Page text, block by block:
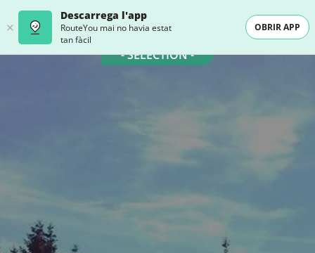
Descarrega l'app
RouteYou mai no havia estat
tan fàcil
OBRIR APP
- SELECTION -